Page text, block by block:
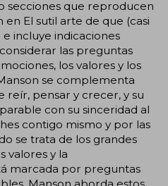
secciones que reproducen
El sutil arte de que (casi
incluye indicaciones
las preguntas
los valores y los
se complementa
reír, pensar y crecer, y su
con su sinceridad al
contigo mismo y por las
se trata de los grandes
valores y la
marcada por preguntas